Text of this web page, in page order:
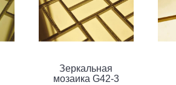
Зеркальная
мозаика G42-3